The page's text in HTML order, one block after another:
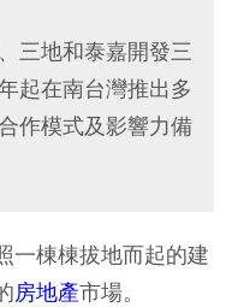
三地和泰嘉開發三
起在南台灣推出多
作模式及影響力備
一棟棟拔地而起的建
房地產市場。